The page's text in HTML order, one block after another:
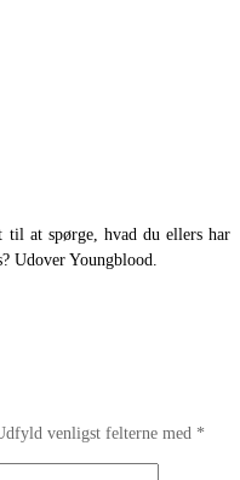
til at spørge, hvad du ellers har
Udover Youngblood.
venligst felterne med *